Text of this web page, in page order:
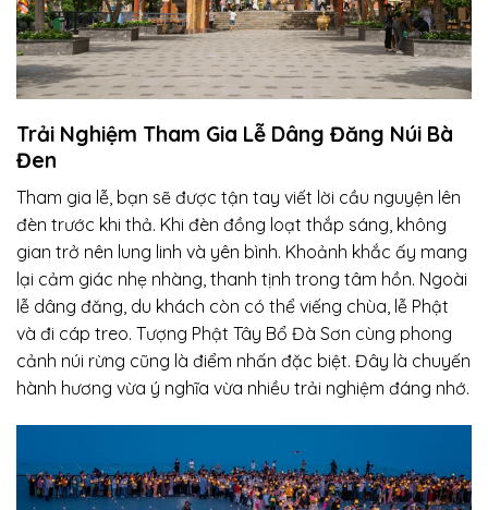
Trải Nghiệm Tham Gia Lễ Dâng Đăng Núi Bà
Đen
Tham gia lễ, bạn sẽ được tận tay viết lời cầu nguyện lên
đèn trước khi thả. Khi đèn đồng loạt thắp sáng, không
gian trở nên lung linh và yên bình. Khoảnh khắc ấy mang
lại cảm giác nhẹ nhàng, thanh tịnh trong tâm hồn. Ngoài
lễ dâng đăng, du khách còn có thể viếng chùa, lễ Phật
và đi cáp treo. Tượng Phật Tây Bổ Đà Sơn cùng phong
cảnh núi rừng cũng là điểm nhấn đặc biệt. Đây là chuyến
hành hương vừa ý nghĩa vừa nhiều trải nghiệm đáng nhớ.